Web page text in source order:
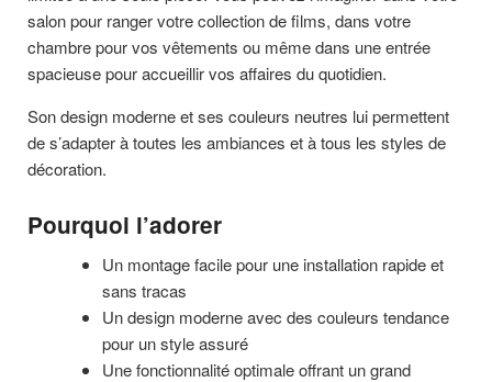
salon pour ranger votre collection de films, dans votre
chambre pour vos vêtements ou même dans une entrée
spacieuse pour accueillir vos affaires du quotidien.
Son design moderne et ses couleurs neutres lui permettent
de s’adapter à toutes les ambiances et à tous les styles de
décoration.
Pourquoi l’adorer
Un montage facile pour une installation rapide et
sans tracas
Un design moderne avec des couleurs tendance
pour un style assuré
Une fonctionnalité optimale offrant un grand